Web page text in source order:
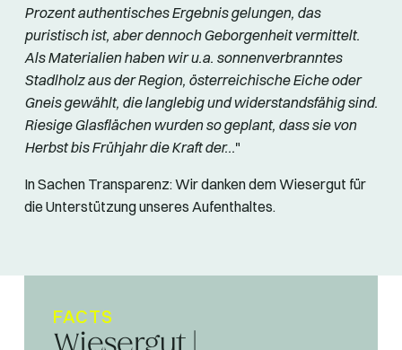
Prozent authentisches Ergebnis gelungen, das
puristisch ist, aber dennoch Geborgenheit vermittelt.
Als Materialien haben wir u.a. sonnenverbranntes
Stadlholz aus der Region, österreichische Eiche oder
Gneis gewählt, die langlebig und widerstandsfähig sind.
Riesige Glasflächen wurden so geplant, dass sie von
Herbst bis Frühjahr die Kraft der..."
In Sachen Transparenz: Wir danken dem Wiesergut für
die Unterstützung unseres Aufenthaltes.
FACTS